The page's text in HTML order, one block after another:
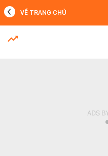
MỚI NHẤT
VỀ TRANG CHỦ